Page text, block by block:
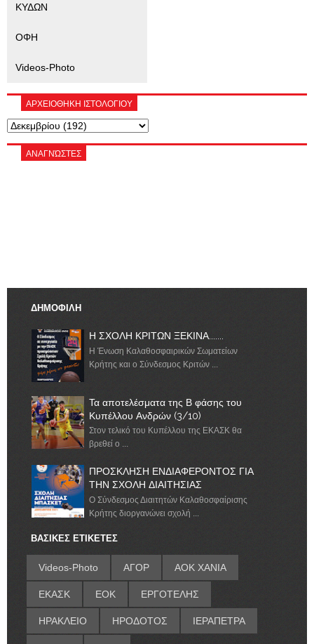
ΚΥΔΩΝ
ΟΦΗ
Videos-Photo
ΑΡΧΕΙΟΘΗΚΗ ΙΣΤΟΛΟΓΙΟΥ
ΑΝΑΓΝΏΣΤΕΣ
ΔΗΜΟΦΙΛΗ
Η ΣΧΟΛΗ ΚΡΙΤΩΝ ΞΕΚΙΝΑ.......
Η Ένωση Καλαθοσφαιρικών Σωματείων
Κρήτης και ο Σύνδεσμος Κριτών ...
Τα αποτελέσματα της Β φάσης του
Κυπέλλου Ανδρών (3/10)
Στον τελικό του Κυπέλλου της ΕΚΑΣΚ θα
βρεθεί ο ...
ΠΡΟΣΚΛΗΣΗ ΕΝΔΙΑΦΕΡΟΝΤΟΣ ΓΙΑ
ΤΗΝ ΣΧΟΛΗ ΔΙΑΙΤΗΣΙΑΣ
Ο Σύνδεσμος Διαιτητών Καλαθοσφαίρισης
Κρήτης διοργανώνει σχολή ...
ΒΑΣΙΚΕΣ ΕΤΙΚΕΤΕΣ
Videos-Photo ΑΓΟΡ ΑΟΚ ΧΑΝΙΑ
ΕΚΑΣΚ ΕΟΚ ΕΡΓΟΤΕΛΗΣ
ΗΡΑΚΛΕΙΟ ΗΡΟΔΟΤΟΣ ΙΕΡΑΠΕΤΡΑ